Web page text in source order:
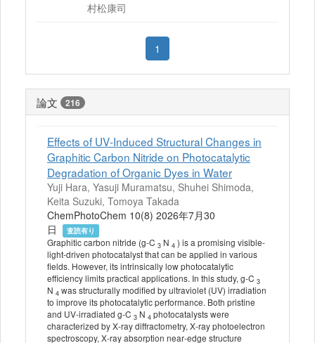
村松康司
1
論文 216
Effects of UV‐Induced Structural Changes in
Graphitic Carbon Nitride on Photocatalytic
Degradation of Organic Dyes in Water
Yuji Hara, Yasuji Muramatsu, Shuhei Shimoda,
Keita Suzuki, Tomoya Takada
ChemPhotoChem 10(8) 2026年7月30
日
査読有り
Graphitic carbon nitride (g‐C 3 N 4 ) is a promising visible‐
light‐driven photocatalyst that can be applied in various
fields. However, its intrinsically low photocatalytic
efficiency limits practical applications. In this study, g‐C 3
N 4 was structurally modified by ultraviolet (UV) irradiation
to improve its photocatalytic performance. Both pristine
and UV‐irradiated g‐C 3 N 4 photocatalysts were
characterized by X‐ray diffractometry, X‐ray photoelectron
spectroscopy, X‐ray absorption near‐edge structure